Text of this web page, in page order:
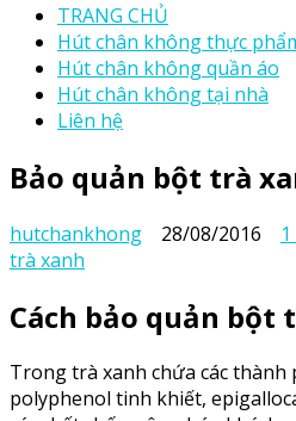
TRANG CHỦ
Hút chân không thực
Hút chân không quần áo
Hút chân không tại nhà
Liên hệ
Bảo quản bột trà
hutchankhong 28/08/2016
trà xanh
Cách bảo quản bột
Trong trà xanh chứa các thành
polyphenol tinh khiết,